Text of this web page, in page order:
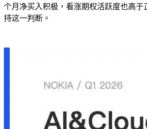
个月净买入积极，看涨期权活跃度也高于
持这一判断。